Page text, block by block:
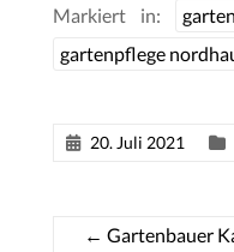
Markiert in:
gartenpflege
20. Juli 2021
← Gartenbauer